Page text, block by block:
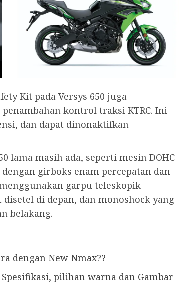
Kit pada Versys 650 juga
kontrol traksi KTRC. Ini
dan dapat dinonaktifkan
lama masih ada, seperti mesin DOHC
girboks enam percepatan dan
garpu teleskopik
di depan, dan monoshock yang
belakang.
dengan New Nmax??
Spesifikasi, pilihan warna dan Gambar